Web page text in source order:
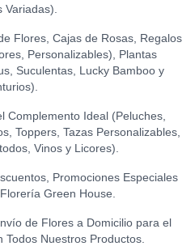
Variadas).
Flores, Cajas de Rosas, Regalos
Personalizables), Plantas
Suculentas, Lucky Bamboo y
Complemento Ideal (Peluches,
Toppers, Tazas Personalizables,
Vinos y Licores).
Promociones Especiales
Green House.
de Flores a Domicilio para el
Nuestros Productos.